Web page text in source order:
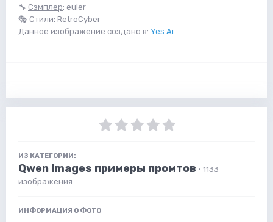
🔧 Сэмплер: euler
🎭 Стили: RetroCyber
Данное изображение создано в: Yes Ai
ИЗ КАТЕГОРИИ:
Qwen Images примеры промтов · 1133
изображения
ИНФОРМАЦИЯ О ФОТО